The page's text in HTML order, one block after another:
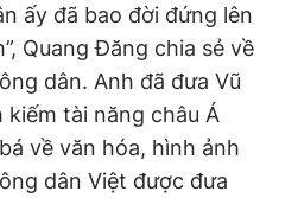
ấy đã bao đời đứng lên
Quang Đăng chia sẻ về
dân. Anh đã đưa Vũ
tài năng châu Á
về văn hóa, hình ảnh
dân Việt được đưa